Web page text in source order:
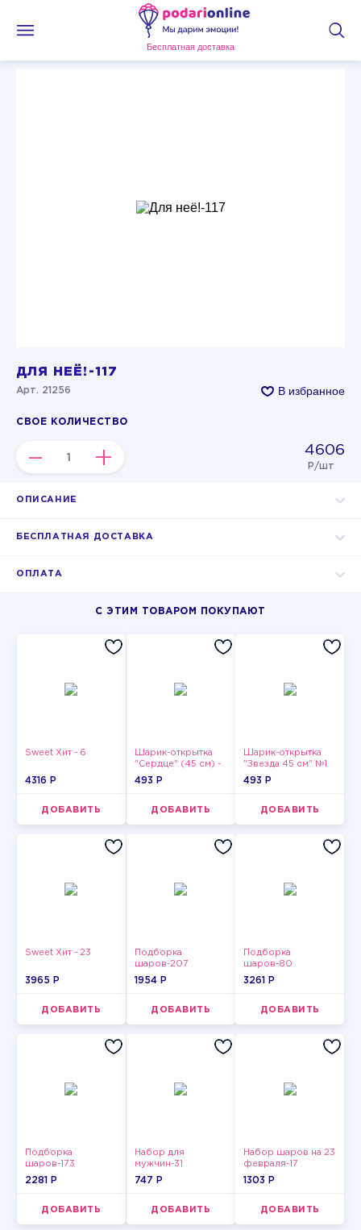
Бесплатная доставка
ДЛЯ НЕЁ!-117
Арт. 21256 В избранное
СВОЕ КОЛИЧЕСТВО
– + 4606
Р/шт
ОПИСАНИЕ
БЕСПЛАТНАЯ ДОСТАВКА
ОПЛАТА
С ЭТИМ ТОВАРОМ ПОКУПАЮТ
Sweet Хит - 6
4316 P
ДОБАВИТЬ
Шарик-открытка
"Сердце" (45 см) -
2
493 P
ДОБАВИТЬ
Шарик-открытка
"Звезда 45 см" №1
493 P
ДОБАВИТЬ
Sweet Хит - 23
3965 P
ДОБАВИТЬ
Подборка
шаров-207
1954 P
ДОБАВИТЬ
Подборка
шаров-80
3261 P
ДОБАВИТЬ
Подборка
шаров-173
2281 P
ДОБАВИТЬ
Набор для
мужчин-31
747 P
ДОБАВИТЬ
Набор шаров на 23
февраля-17
1303 P
ДОБАВИТЬ